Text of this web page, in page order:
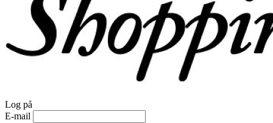
Log på
E-mail